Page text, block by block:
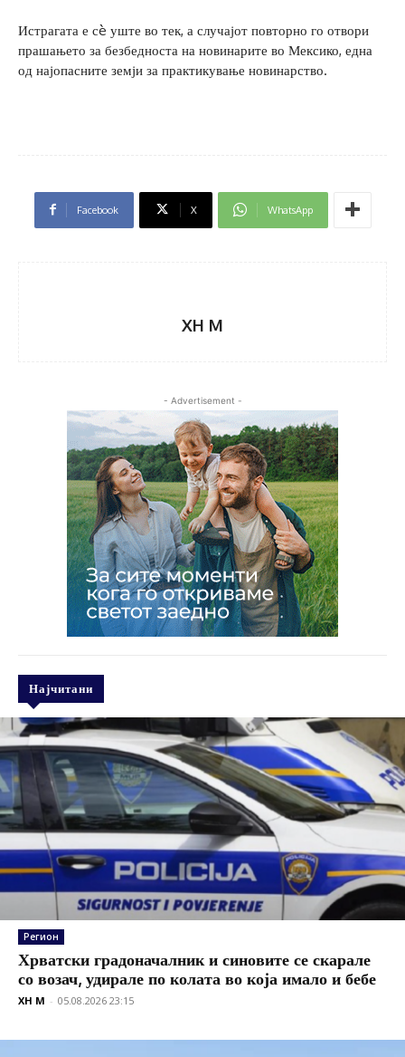
Истрагата е сè уште во тек, а случајот повторно го отвори
прашањето за безбедноста на новинарите во Мексико, една
од најопасните земји за практикување новинарство.
Facebook X WhatsApp
XH M
- Advertisement -
Најчитани
Регион
Хрватски градоначалник и синовите се скарале
со возач, удирале по колата во која имало и бебе
XH M - 05.08.2026 23:15